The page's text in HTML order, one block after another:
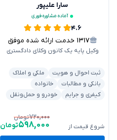
سارا علیپور
آماده مشاوره فوری
۴.۶
۱۳۱۷ خدمت ارائه شده موفق
وکیل پایه یک کانون وکلای دادگستری
ثبت احوال و هویت
ملکی و املاک
بانکی و مطالبات
خانواده
کیفری و جرایم
خودرو و حمل‌ونقل
شروع قیمت از
۷۲۰,۰۰۰تومان
۵۹۸,۰۰۰تومان